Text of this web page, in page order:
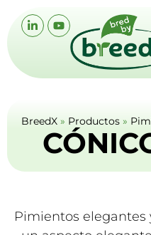
BreedX » Productos »
Pimientos elegantes